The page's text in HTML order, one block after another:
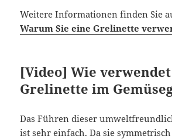
Weitere Informationen finden Sie
Warum Sie eine Grelinette
[Video] Wie
Grelinette im
Das Führen dieser
ist sehr einfach. Da sie